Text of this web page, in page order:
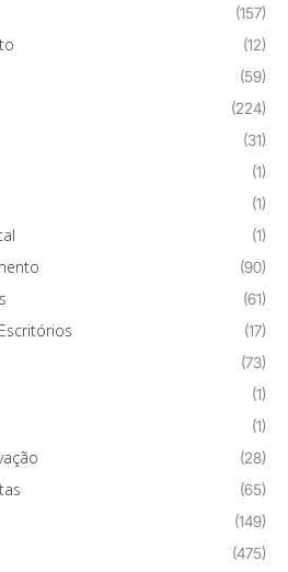
(157)
(12)
(59)
(224)
(31)
(1)
(1)
(1)
(90)
(61)
(17)
(73)
(1)
(1)
(28)
(65)
(149)
(475)